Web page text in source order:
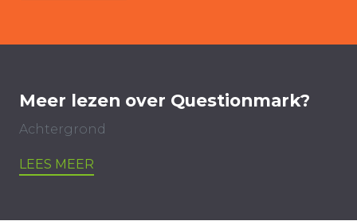
Meer lezen over Questionmark?
Achtergrond
LEES MEER